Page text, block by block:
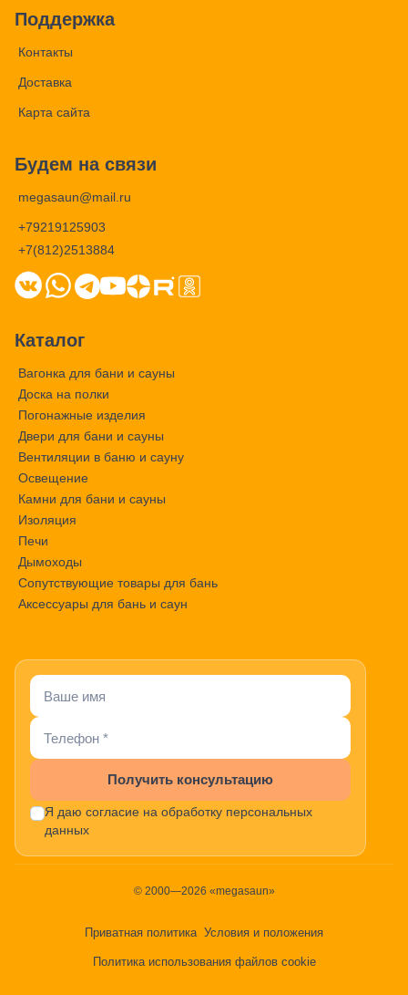
Поддержка
Контакты
Доставка
Карта сайта
Будем на связи
megasaun@mail.ru
+79219125903
+7(812)2513884
Каталог
Вагонка для бани и сауны
Доска на полки
Погонажные изделия
Двери для бани и сауны
Вентиляции в баню и сауну
Освещение
Камни для бани и сауны
Изоляция
Печи
Дымоходы
Сопутствующие товары для бань
Аксессуары для бань и саун
Получить консультацию
Я даю согласие на обработку персональных
данных
© 2000—2026 «megasaun»
Приватная политика Условия и положения
Политика использования файлов cookie